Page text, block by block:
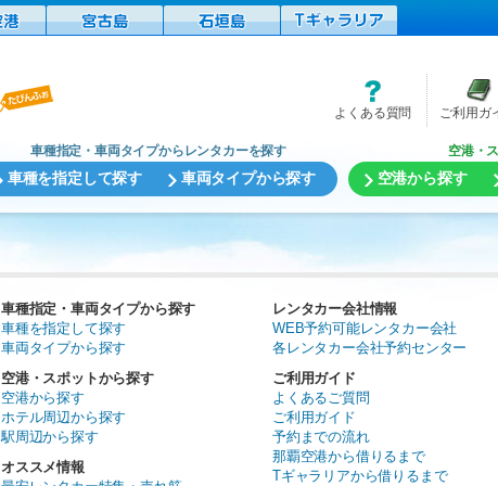
よくある質問 ご利用ガ
車種指定・車両タイプからレンタカーを探す
車種を指定して探す 車両タイプから探す
空港・
空港から探す
車種指定・車両タイプから探す
車種を指定して探す
車両タイプから探す
空港・スポットから探す
空港から探す
ホテル周辺から探す
駅周辺から探す
オススメ情報
レンタカー会社情報
WEB予約可能レンタカー会社
各レンタカー会社予約センター
ご利用ガイド
よくあるご質問
ご利用ガイド
予約までの流れ
那覇空港から借りるまで
Tギャラリアから借りるまで